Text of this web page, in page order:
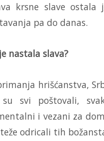
krsne slave
pa do danas.
nastala slava?
hrišćanstva,
su svi poštovali,
i vezani za
odricali tih